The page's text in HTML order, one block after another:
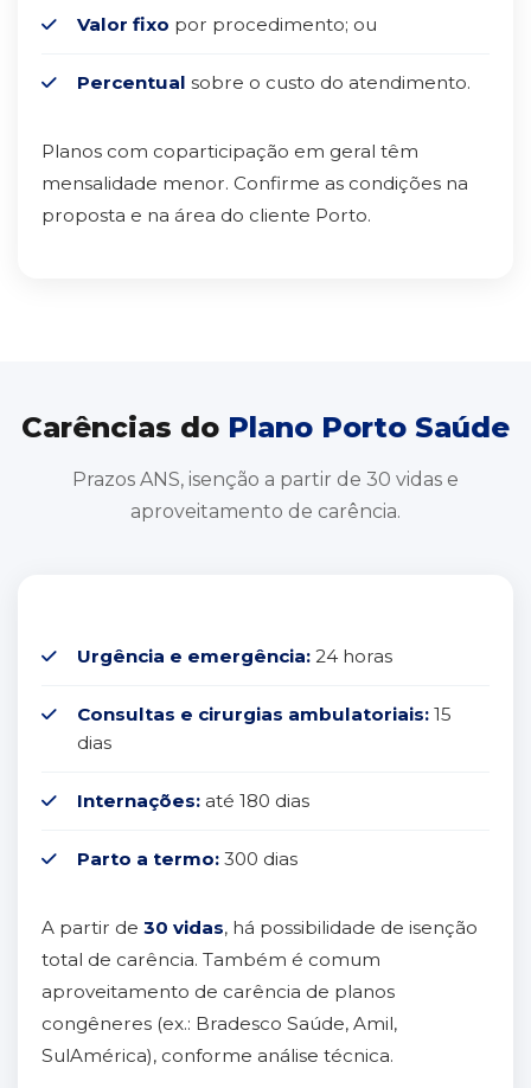
Valor fixo por procedimento; ou
Percentual sobre o custo do atendimento.
Planos com coparticipação em geral têm
mensalidade menor. Confirme as condições na
proposta e na área do cliente Porto.
Carências do Plano Porto Saúde
Prazos ANS, isenção a partir de 30 vidas e
aproveitamento de carência.
Urgência e emergência: 24 horas
Consultas e cirurgias ambulatoriais: 15
dias
Internações: até 180 dias
Parto a termo: 300 dias
A partir de 30 vidas, há possibilidade de isenção
total de carência. Também é comum
aproveitamento de carência de planos
congêneres (ex.: Bradesco Saúde, Amil,
SulAmérica), conforme análise técnica.